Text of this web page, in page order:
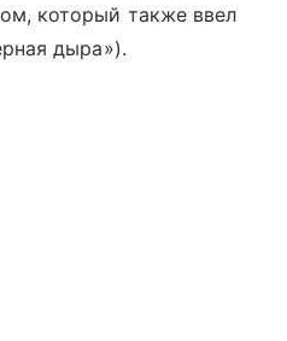
который также ввел
дыра»).